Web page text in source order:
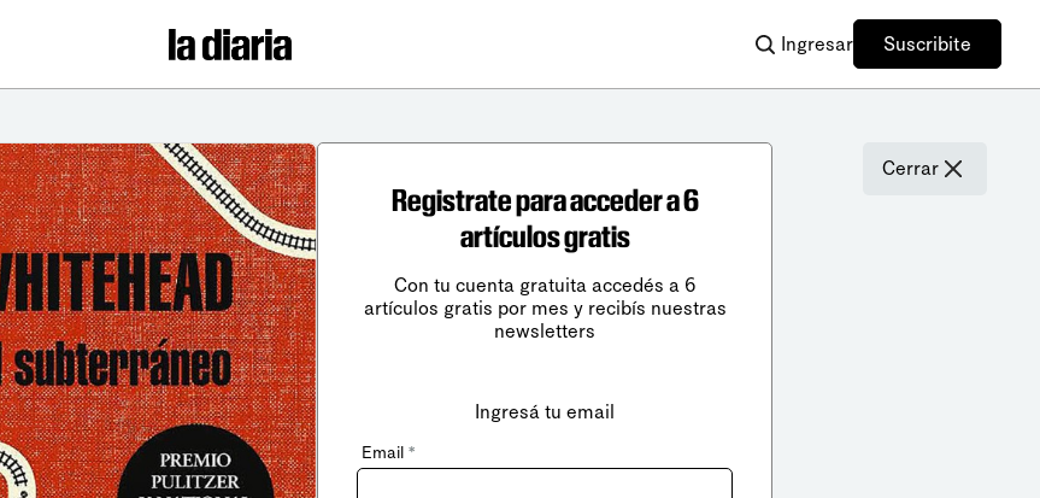
Ingresar Suscribite
Cerrar
Registrate para acceder a 6
artículos gratis
Con tu cuenta gratuita accedés a 6
artículos gratis por mes y recibís nuestras
newsletters
Ingresá tu email
Email *